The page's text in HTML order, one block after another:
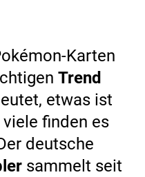
Karten
Trend
etwas ist
finden es
deutsche
sammelt seit